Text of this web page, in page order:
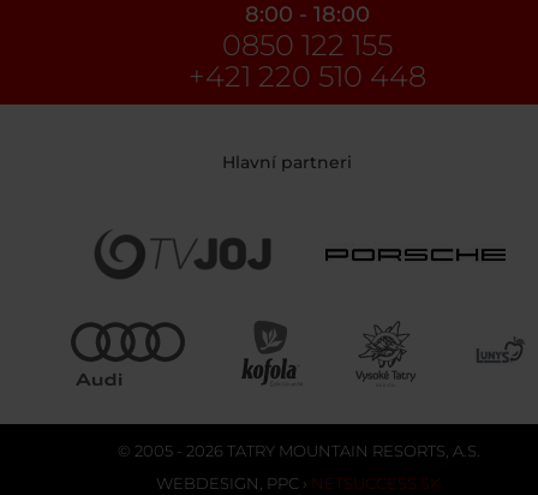
8:00 - 18:00
0850 122 155
+421 220 510 448
Hlavní partneri
© 2005 - 2026 TATRY MOUNTAIN RESORTS, A.S.
WEBDESIGN PPC › NETSUCCESS.SK